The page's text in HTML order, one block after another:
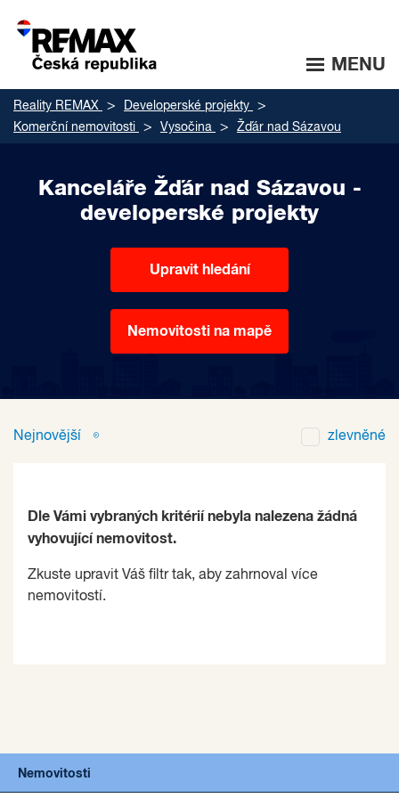
MENU
Reality REMAX
Developerské projekty
Komerční nemovitosti
Vysočina Žďár nad Sázavou
Kanceláře Žďár nad Sázavou -
developerské projekty
Upravit hledání
Nemovitosti na mapě
Nejnovější zlevněné
Dle Vámi vybraných kritérií nebyla nalezena žádná
vyhovující nemovitost.
Zkuste upravit Váš filtr tak, aby zahrnoval více
nemovitostí.
Nemovitosti